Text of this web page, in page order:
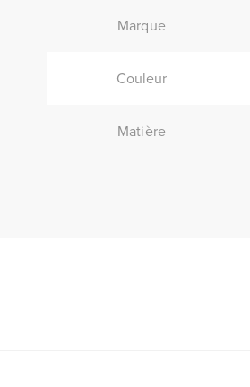
Marque
Couleur
Matière